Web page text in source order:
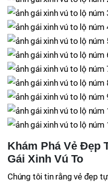
Khám Phá Vẻ Đẹp
Gái Xinh Vú To
Chúng tôi tin rằng vẻ đẹp